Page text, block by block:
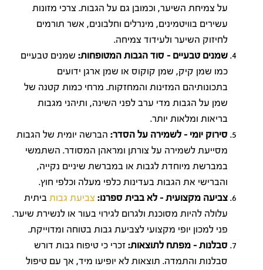
על צמיחת השיער, וכמובן גם על הגבות. צרכי מזונות
עשירים בוויטמינים, מינרלים וחלבונים, אשר תורמים
לחיזוק השיער ולעידוד צמיחה.
שמנים טבעיים – סוד הגבות המטופחות: שמנים טבעיים
כמו שמן קיק, שמן קוקוס או שמן ארגן ידועים
בתכונותיהם המזינות והמחזקות. מרחי כמות קטנה של
שמן על הגבות מדי ערב לפני השינה, ותיהני מגבות
בריאות ומלאות יותר.
סירוק יומי – לשמירה על הסדר: הברשה יומית של הגבות
מסייעת לשמירה על צורתן ומראהן המסודר. השתמשי
במברשת מיוחדת לגבות או במברשת שיניים נקייה,
והברישי את הגבות בעדינות כלפי מעלה וכלפי חוץ.
צביעה מקצועית – לא בבית ספרנו: צביעת גבות ביתית
עלולה להיות מסוכנת ולגרום לגירוי בעור או לנשירת שיער.
פני למכון יופי מקצועי לצביעת גבות בטוחה ומדוייקת.
סבלנות – מפתח לתוצאות: זכרי כי טיפוח גבות דורש
סבלנות והתמדה. תוצאות לא יופיעו מיד, אך עם טיפול